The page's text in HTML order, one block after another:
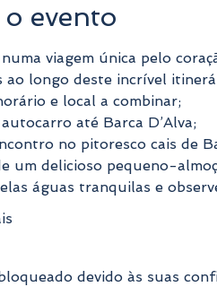
evento
ao longo deste incrível
e local a combinar;
até Barca D’Alva;
no pitoresco cais de
um delicioso pequeno-
águas tranquilas e
devido às suas